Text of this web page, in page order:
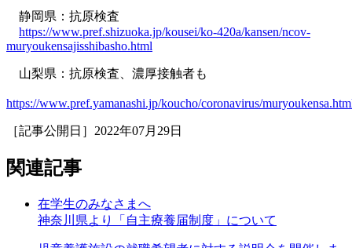
静岡県：抗原検査
https://www.pref.shizuoka.jp/kousei/ko-420a/kansen/ncov-
muryoukensajisshibasho.html
山梨県：抗原検査、濃厚接触者も
https://www.pref.yamanashi.jp/koucho/coronavirus/
［記事公開日］2022年07月29日
関連記事
在学生のみなさまへ
神奈川県より「自主療養届制度」について